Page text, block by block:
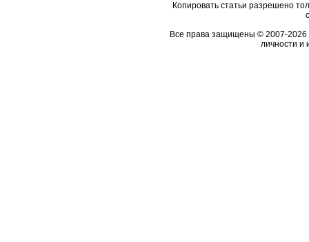
Копировать статьи разрешено
Все права защищены © 2007-2026
личности и